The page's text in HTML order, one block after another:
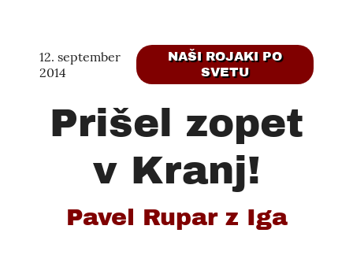
12. september
2014
NAŠI ROJAKI PO
SVETU
Prišel zopet
v Kranj!
Pavel Rupar z Iga